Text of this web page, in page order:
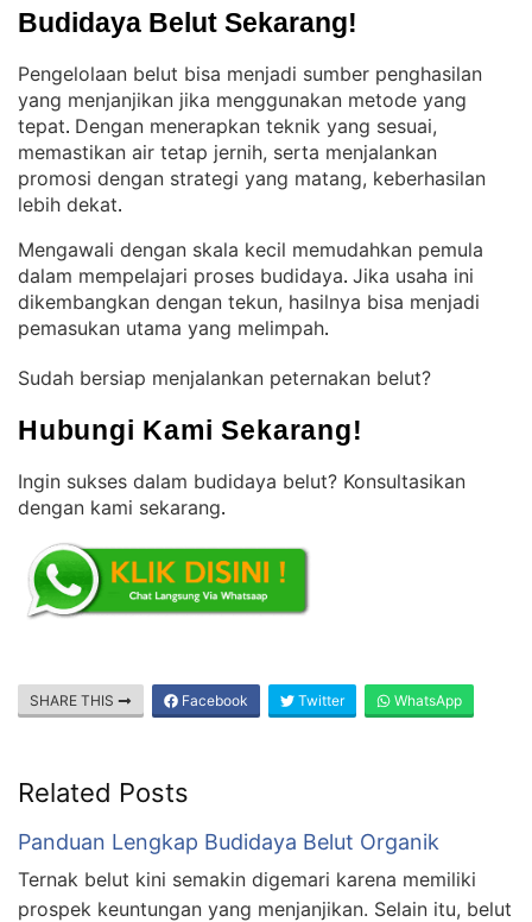
Budidaya Belut Sekarang!
Pengelolaan belut bisa menjadi sumber penghasilan
yang menjanjikan jika menggunakan metode yang
tepat. Dengan menerapkan teknik yang sesuai,
memastikan air tetap jernih, serta menjalankan
promosi dengan strategi yang matang, keberhasilan
lebih dekat.
Mengawali dengan skala kecil memudahkan pemula
dalam mempelajari proses budidaya. Jika usaha ini
dikembangkan dengan tekun, hasilnya bisa menjadi
pemasukan utama yang melimpah.
Sudah bersiap menjalankan peternakan belut?
Hubungi Kami Sekarang!
Ingin sukses dalam budidaya belut? Konsultasikan
dengan kami sekarang.
SHARE THIS Facebook Twitter WhatsApp
Related Posts
Panduan Lengkap Budidaya Belut Organik
Ternak belut kini semakin digemari karena memiliki
prospek keuntungan yang menjanjikan. Selain itu, belut